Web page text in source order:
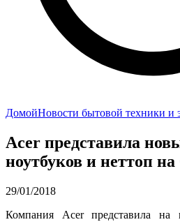
ДомойНовости бытовой техники и
Acer представила
ноутбуков и неттоп
29/01/2018
Компания Acer представила на